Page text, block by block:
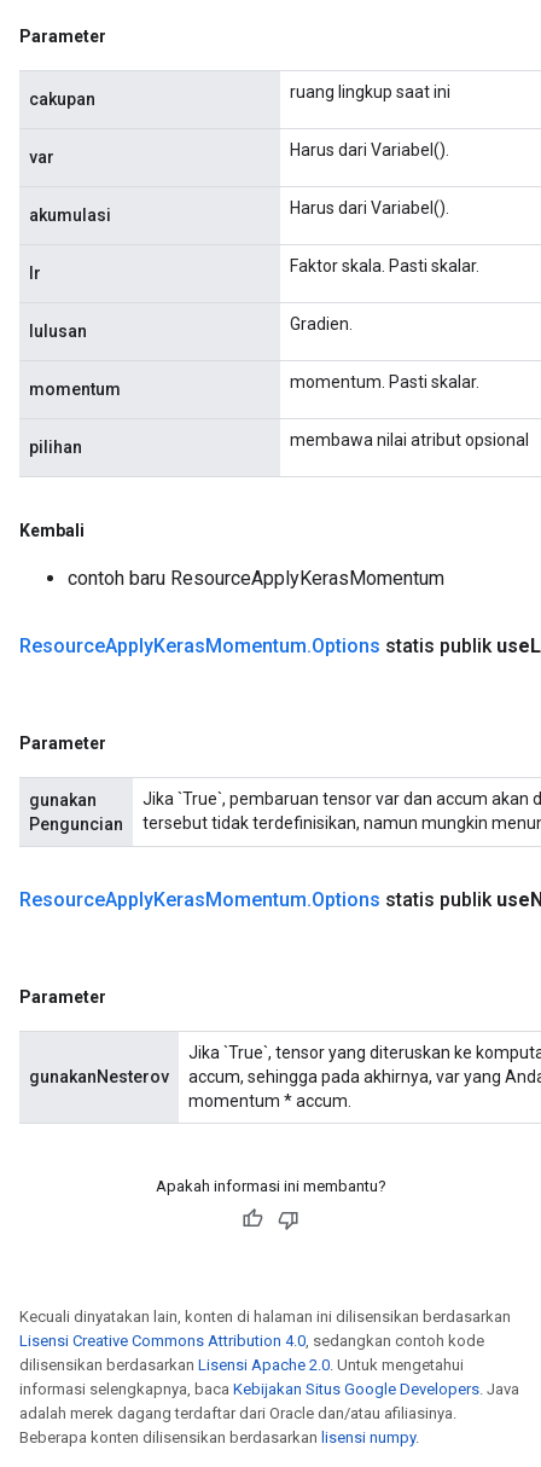
Parameter
cakupan ruang lingkup saat ini
var Harus dari Variabel().
akumulasi Harus dari Variabel().
lr Faktor skala. Pasti skalar.
lulusan Gradien.
momentum momentum. Pasti skalar.
pilihan membawa nilai atribut opsional
Kembali
contoh baru ResourceApplyKerasMomentum
ResourceApplyKerasMomentum.Options statis publik use
Parameter
gunakan
Penguncian
Jika `True`, pembaruan tensor var dan accum akan
tersebut tidak terdefinisikan, namun mungkin
ResourceApplyKerasMomentum.Options statis publik use
Parameter
gunakanNesterov
Jika `True`, tensor yang diteruskan ke
accum, sehingga pada akhirnya, var yang
momentum * accum.
Apakah informasi ini membantu?
Kecuali dinyatakan lain, konten di halaman ini dilisensikan berdasarkan
Lisensi Creative Commons Attribution 4.0, sedangkan contoh kode
dilisensikan berdasarkan Lisensi Apache 2.0. Untuk mengetahui
informasi selengkapnya, baca Kebijakan Situs Google Developers. Java
adalah merek dagang terdaftar dari Oracle dan/atau afiliasinya.
Beberapa konten dilisensikan berdasarkan lisensi numpy.